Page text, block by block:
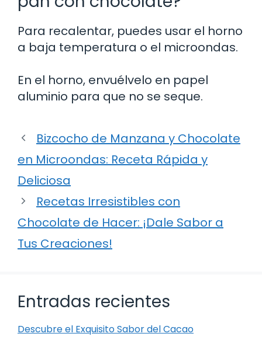
Para recalentar, puedes usar el horno
a baja temperatura o el microondas.
En el horno, envuélvelo en papel
aluminio para que no se seque.
Bizcocho de Manzana y Chocolate
en Microondas: Receta Rápida y
Deliciosa
Recetas Irresistibles con
Chocolate de Hacer: ¡Dale Sabor a
Tus Creaciones!
Entradas recientes
Descubre el Exquisito Sabor del Cacao